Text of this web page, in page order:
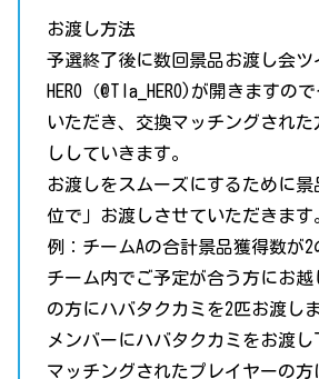
お渡し方法
予選終了後に数回景品お渡し会ツ
HERO（@TIa_HERO)が開きますの
いただき、交換マッチングされ
ししていきます。
お渡しをスムーズにするために
位で」お渡しさせていただきます
例：チームAの合計景品獲得数が2
チーム内でご予定が合う方にお越
の方にハバタクカミを2匹お渡し
メンバーにハバタクカミをお渡し
マッチングされたプレイヤーの